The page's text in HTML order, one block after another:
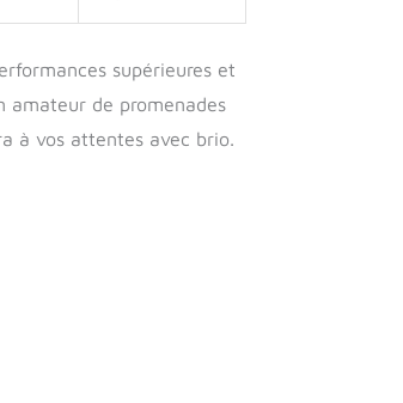
supérieures et
amateur de promenades
à vos attentes avec brio.